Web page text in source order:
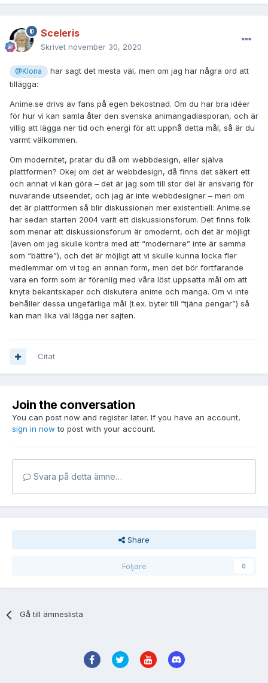
Sceleris
Skrivet november 30, 2020
@Klona
har sagt det mesta väl, men om jag har några ord att
tillägga:
Anime.se drivs av fans på egen bekostnad. Om du har bra idéer
för hur vi kan samla åter den svenska animangadiasporan, och är
villig att lägga ner tid och energi för att uppnå detta mål, så är du
varmt välkommen.
Om modernitet, pratar du då om webbdesign, eller själva
plattformen? Okej om det är webbdesign, då finns det säkert ett
och annat vi kan göra – det är jag som till stor del är ansvarig för
nuvarande utseendet, och jag är inte webbdesigner – men om
det är plattformen så blir diskussionen mer existentiell: Anime.se
har sedan starten 2004 varit ett diskussionsforum. Det finns folk
som menar att diskussionsforum är omodernt, och det är möjligt
(även om jag skulle kontra med att “modernare” inte är samma
som “bättre”), och det är möjligt att vi skulle kunna locka fler
medlemmar om vi tog en annan form, men det bör fortfarande
vara en form som är förenlig med våra löst uppsatta mål om att
knyta bekantskaper och diskutera anime och manga. Om vi inte
behåller dessa ungefärliga mål (t.ex. byter till “tjäna pengar”) så
kan man lika väl lägga ner sajten.
Citat
Join the conversation
You can post now and register later. If you have an account,
sign in now to post with your account.
Svara på detta ämne…
Share
Följare 0
Gå till ämneslista